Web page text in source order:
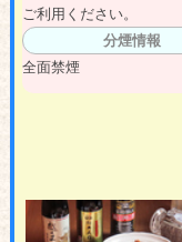
ご利用ください。
分煙情報
全面禁煙